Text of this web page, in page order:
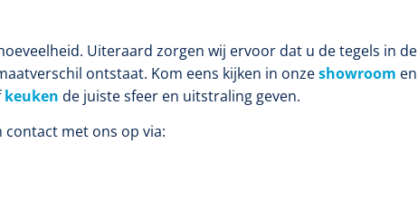
Uiteraard zorgen wij ervoor dat u de tegels in de
ontstaat. Kom eens kijken in onzeshowroom en
keuken de juiste sfeer en uitstraling geven.
contact met ons op via: